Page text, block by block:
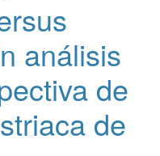
análisis
de
de